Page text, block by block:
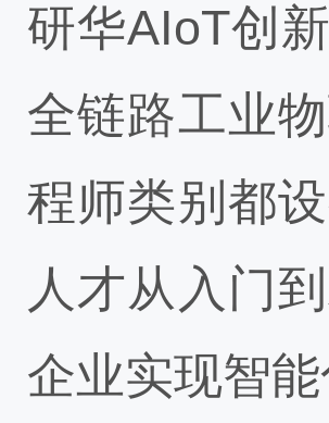
研华AIoT创
全链路工业
程师类别都
人才从入门
企业实现智